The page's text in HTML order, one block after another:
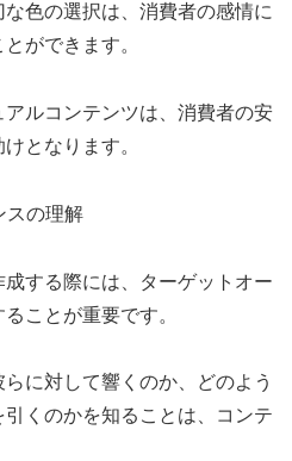
色の選択は、消費者の感情に
ができます。
ルコンテンツは、消費者の安
となります。
スの理解
する際には、ターゲットオー
ことが重要です。
に対して響くのか、どのよう
くのかを知ることは、コンテ